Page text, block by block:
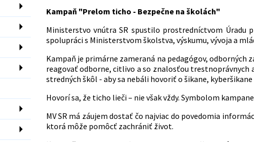
Kampaň "Prelom ticho - Bezpečne na školách"
Ministerstvo vnútra SR spustilo prostredníctvom Úradu
spolupráci s Ministerstvom školstva, výskumu, vývoja a
Kampaň je primárne zameraná na pedagógov,
reagovať odborne, citlivo a so znalosťou trestnoprávnych
stredných škôl - aby sa nebáli hovoriť o šikane,
Hovorí sa, že ticho lieči – nie však vždy. Symbolom
MV SR má záujem dostať čo najviac do povedomia
ktorá môže pomôcť zachrániť život.